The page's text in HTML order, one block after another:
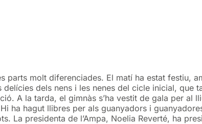
molt diferenciades. El matí ha estat festiu,
dels nens i les nenes del cicle inicial, que
A la tarda, el gimnàs s’ha vestit de gala per al
ha hagut llibres per als guanyadors i
La presidenta de l’Ampa, Noelia Reverté, ha